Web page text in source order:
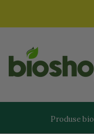
la
Produse bio